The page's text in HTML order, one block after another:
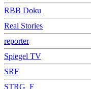
RBB Doku
Real Stories
reporter
Spiegel TV
SRF
STRG_F